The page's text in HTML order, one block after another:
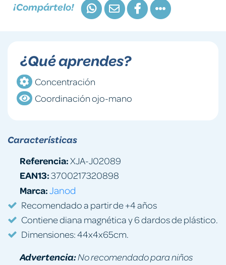
¡Compártelo!
¿Qué aprendes?
Concentración
Coordinación ojo-mano
Características
Referencia:XJA-J02089
EAN13:3700217320898
Marca: Janod
Recomendado a partir de +4 años
Contiene diana magnética y 6 dardos de plástico.
Dimensiones: 44x4x65cm.
Advertencia:No recomendado para niños